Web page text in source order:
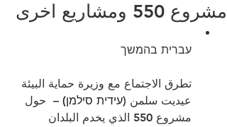
مشروع 550 ومشاريع اخرى
עברית בהמשך
تطرق الاجتماع مع وزيرة حماية البيئة
عيديت سلمن (עידית סילמן) –  حول
مشروع 550 الذي يخدم البلدان